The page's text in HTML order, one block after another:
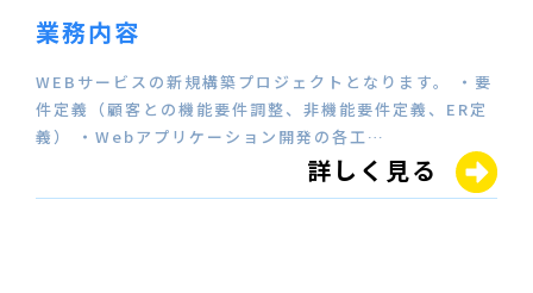
業務内容
WEBサービスの新規構築プロジェクトとなります。 ・要
件定義（顧客との機能要件調整、非機能要件定義、ER定
義） ・Webアプリケーション開発の各工…
詳しく見る